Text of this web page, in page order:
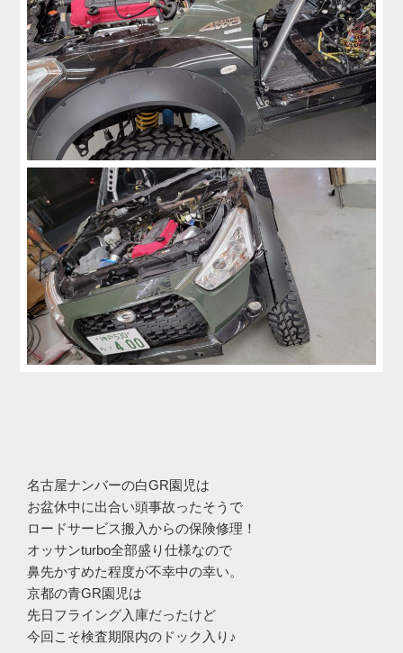
名古屋ナンバーの白GR園児は
お盆休中に出合い頭事故ったそうで
ロードサービス搬入からの保険修理！
オッサンturbo全部盛り仕様なので
鼻先かすめた程度が不幸中の幸い。
京都の青GR園児は
先日フライング入庫だったけど
今回こそ検査期限内のドック入り♪